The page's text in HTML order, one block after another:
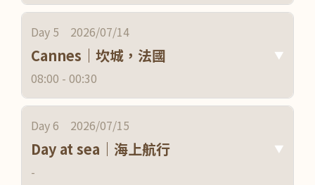
Day 5 2026/07/14
Cannes｜坎城，法國
08:00 - 00:30
▼
Day 6 2026/07/15
Day at sea｜海上航行
-
▼